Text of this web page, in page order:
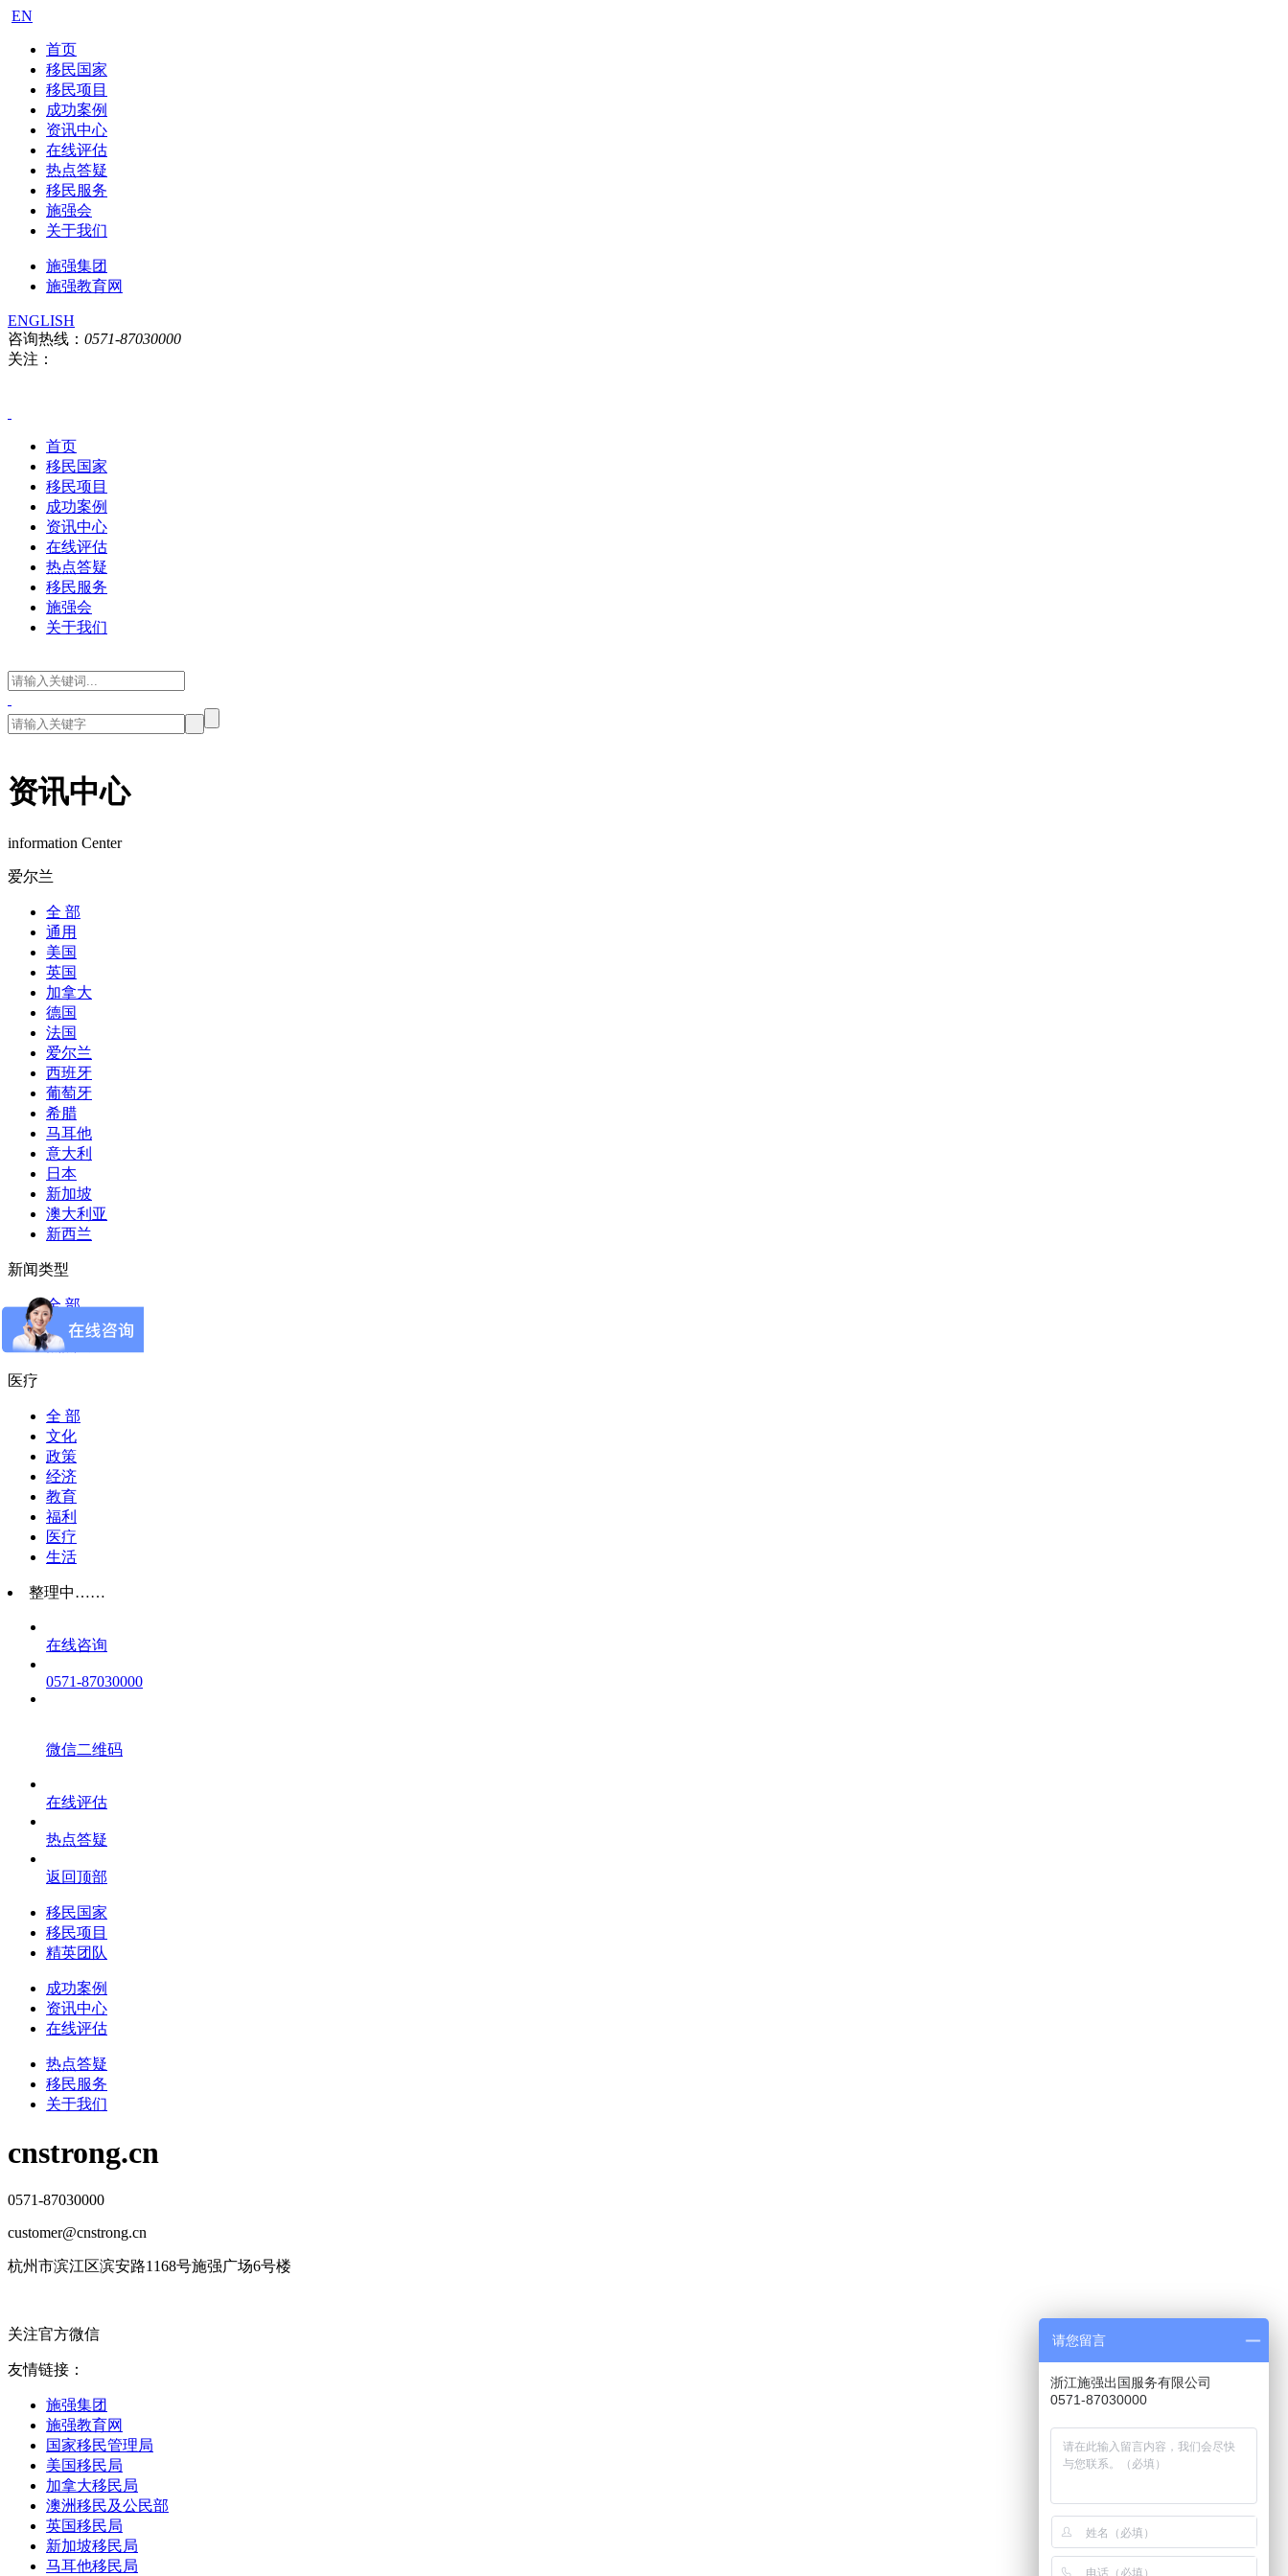
EN
首页
移民国家
移民项目
成功案例
资讯中心
在线评估
热点答疑
移民服务
施强会
关于我们
施强集团
施强教育网
ENGLISH
咨询热线： 0571-87030000
关注：
首页
移民国家
移民项目
成功案例
资讯中心
在线评估
热点答疑
移民服务
施强会
关于我们
资讯中心
information Center
爱尔兰
全 部
通用
美国
英国
加拿大
德国
法国
爱尔兰
西班牙
葡萄牙
希腊
马耳他
意大利
日本
新加坡
澳大利亚
新西兰
新闻类型
全 部
活动预告
焦点资讯
医疗
全 部
文化
政策
经济
教育
福利
医疗
生活
整理中……
在线咨询
0571-87030000
微信二维码
在线评估
热点答疑
返回顶部
移民国家
移民项目
精英团队
成功案例
资讯中心
在线评估
热点答疑
移民服务
关于我们
cnstrong.cn
0571-87030000
customer@cnstrong.cn
杭州市滨江区滨安路1168号施强广场6号楼
关注官方微信
友情链接：
施强集团
施强教育网
国家移民管理局
美国移民局
加拿大移民局
澳洲移民及公民部
英国移民局
新加坡移民局
马耳他移民局
请您留言
浙江施强出国服务有限公司
0571-87030000